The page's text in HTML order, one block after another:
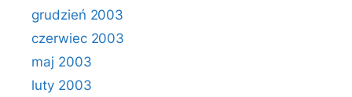
grudzień 2003
czerwiec 2003
maj 2003
luty 2003